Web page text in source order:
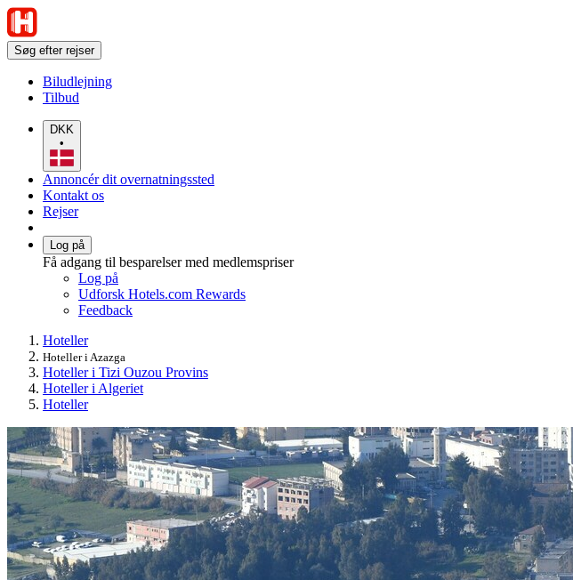
Søg efter rejser
Biludlejning
Tilbud
DKK
•
Annoncér dit overnatningssted
Kontakt os
Rejser
Log på
Få adgang til besparelser med medlemspriser
Log på
Udforsk Hotels.com Rewards
Feedback
Hoteller
Hoteller i Azazga
Hoteller i Tizi Ouzou Provins
Hoteller i Algeriet
Hoteller